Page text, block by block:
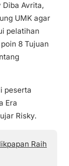
Diba Avrita,
UMK agar
pelatihan
8 Tujuan
peserta
Era
Risky.
Raih